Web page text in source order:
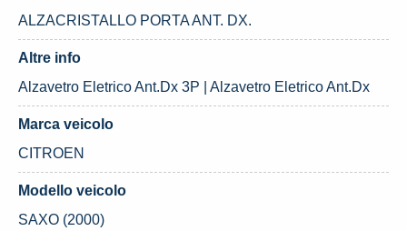
ALZACRISTALLO PORTA ANT. DX.
Altre info
Alzavetro Eletrico Ant.Dx 3P | Alzavetro Eletrico Ant.Dx
Marca veicolo
CITROEN
Modello veicolo
SAXO (2000)